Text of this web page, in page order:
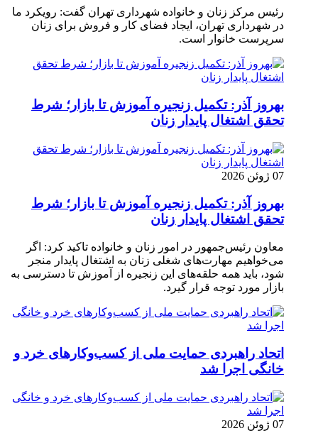
رئیس مرکز زنان و خانواده شهرداری تهران گفت: رویکرد ما
در شهرداری تهران، ایجاد فضای کار و فروش برای زنان
سرپرست خانوار است.
بهروز آذر: تکمیل زنجیره آموزش تا بازار؛ شرط
تحقق اشتغال پایدار زنان
07 ژوئن 2026
بهروز آذر: تکمیل زنجیره آموزش تا بازار؛ شرط
تحقق اشتغال پایدار زنان
معاون رئیس‌جمهور در امور زنان و خانواده تاکید کرد: اگر
می‌خواهیم مهارت‌های شغلی زنان به اشتغال پایدار منجر
شود، باید همه حلقه‌های این زنجیره از آموزش تا دسترسی به
بازار مورد توجه قرار گیرد.
اتحاد راهبردی حمایت ملی از کسب‌وکارهای خرد و
خانگی اجرا شد
07 ژوئن 2026